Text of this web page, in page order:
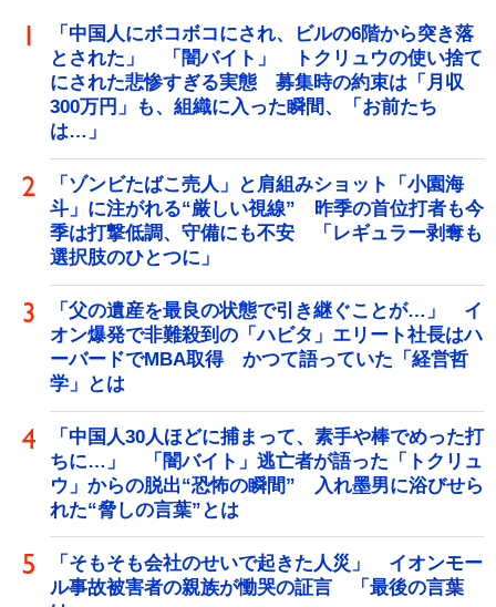
「中国人にボコボコにされ、ビルの6階から突き落
とされた」 「闇バイト」 トクリュウの使い捨て
にされた悲惨すぎる実態 募集時の約束は「月収
300万円」も、組織に入った瞬間、「お前たち
は…」
「ゾンビたばこ売人」と肩組みショット「小園海
斗」に注がれる“厳しい視線” 昨季の首位打者も今
季は打撃低調、守備にも不安 「レギュラー剥奪も
選択肢のひとつに」
「父の遺産を最良の状態で引き継ぐことが…」 イ
オン爆発で非難殺到の「ハビタ」エリート社長はハ
ーバードでMBA取得 かつて語っていた「経営哲
学」とは
「中国人30人ほどに捕まって、素手や棒でめった打
ちに…」 「闇バイト」逃亡者が語った「トクリュ
ウ」からの脱出“恐怖の瞬間” 入れ墨男に浴びせら
れた“脅しの言葉”とは
「そもそも会社のせいで起きた人災」 イオンモー
ル事故被害者の親族が慟哭の証言 「最後の言葉